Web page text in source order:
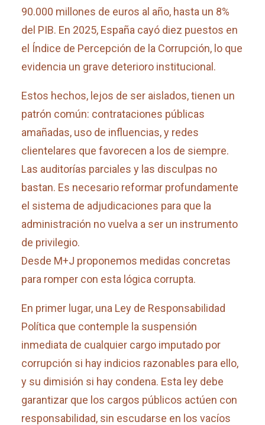
90.000 millones de euros al año, hasta un 8%
del PIB. En 2025, España cayó diez puestos en
el Índice de Percepción de la Corrupción, lo que
evidencia un grave deterioro institucional.
Estos hechos, lejos de ser aislados, tienen un
patrón común: contrataciones públicas
amañadas, uso de influencias, y redes
clientelares que favorecen a los de siempre.
Las auditorías parciales y las disculpas no
bastan. Es necesario reformar profundamente
el sistema de adjudicaciones para que la
administración no vuelva a ser un instrumento
de privilegio.
Desde M+J proponemos medidas concretas
para romper con esta lógica corrupta.
En primer lugar, una Ley de Responsabilidad
Política que contemple la suspensión
inmediata de cualquier cargo imputado por
corrupción si hay indicios razonables para ello,
y su dimisión si hay condena. Esta ley debe
garantizar que los cargos públicos actúen con
responsabilidad, sin escudarse en los vacíos